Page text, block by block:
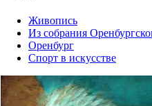
Живопись
Из собрания
Оренбург
Спорт в искусстве